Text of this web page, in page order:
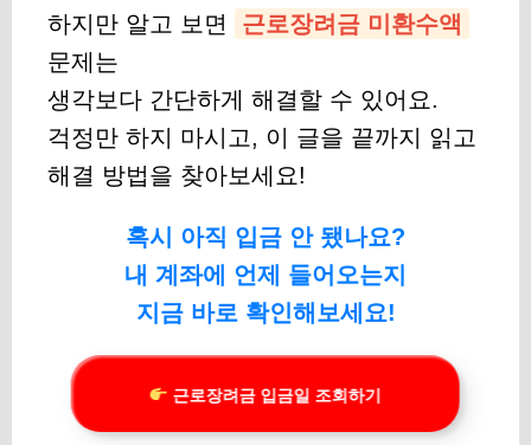
하지만 알고 보면
근로장려금 미환수액
문제는
생각보다 간단하게 해결할 수 있어요.
걱정만 하지 마시고, 이 글을 끝까지 읽고
해결 방법을 찾아보세요!
혹시 아직 입금 안 됐나요?
내 계좌에 언제 들어오는지
지금 바로 확인해보세요!
근로장려금 입금일 조회하기